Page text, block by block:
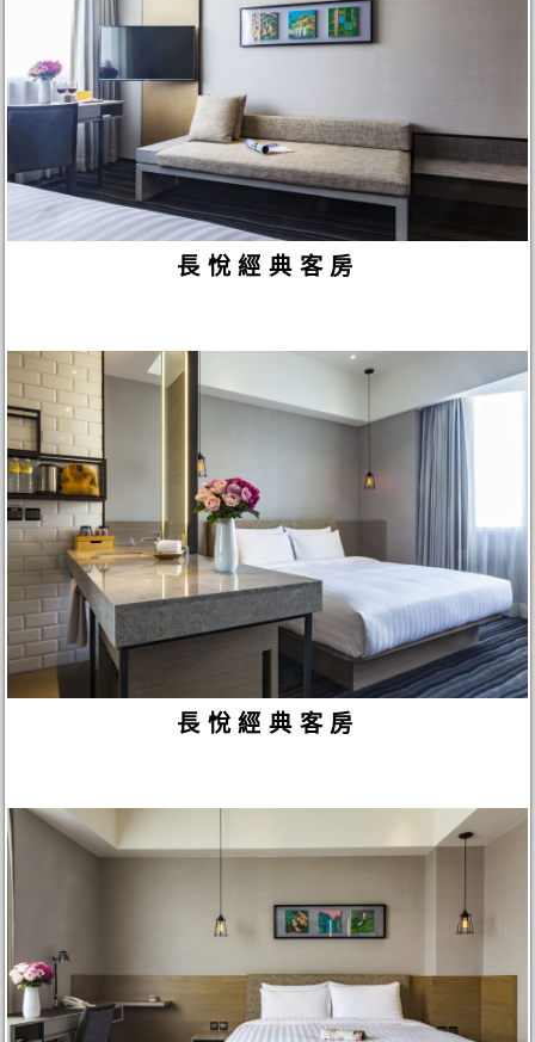
長悅經典客房
長悅經典客房